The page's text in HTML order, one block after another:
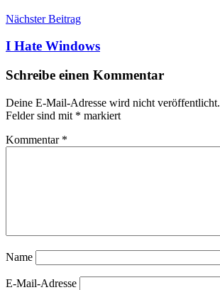
Nächster Beitrag
I Hate Windows
Schreibe einen Kommentar
Deine E-Mail-Adresse wird nicht veröffentlicht.
Felder sind mit * markiert
Kommentar *
Name
E-Mail-Adresse